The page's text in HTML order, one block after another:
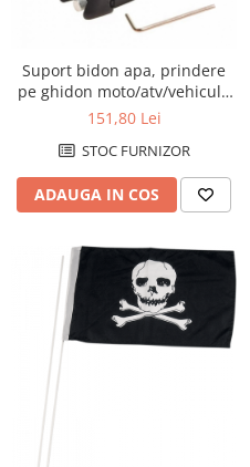
Suport bidon apa, prindere
pe ghidon moto/atv/vehicule
electrice/biciclete
151,80 Lei
STOC FURNIZOR
ADAUGA IN COS